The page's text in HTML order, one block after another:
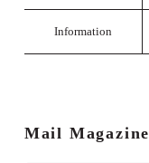
Information
Mail Magazine